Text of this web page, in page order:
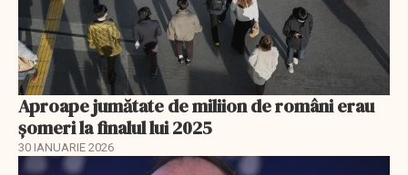
Aproape jumătate de miliion de români erau
șomeri la finalul lui 2025
30 IANUARIE 2026